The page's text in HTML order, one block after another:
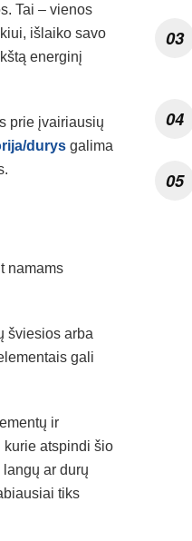
Tai – vienos
išlaiko savo
energinį
prie įvairiausių
durys galima
namams
šviesios arba
gali
ir
kurie atspindi šio
ar durų
tiks